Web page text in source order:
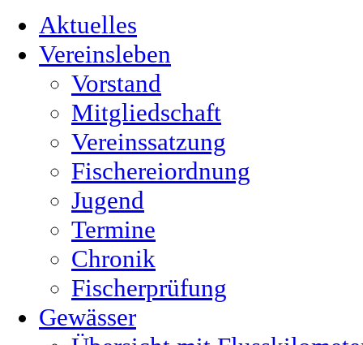
Aktuelles
Vereinsleben
Vorstand
Mitgliedschaft
Vereinssatzung
Fischereiordnung
Jugend
Termine
Chronik
Fischerprüfung
Gewässer